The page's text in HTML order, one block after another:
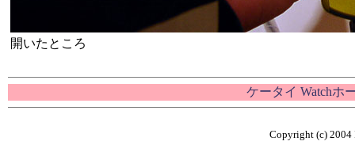
開いたところ
ケータイ Watchホ
Copyright (c) 2004